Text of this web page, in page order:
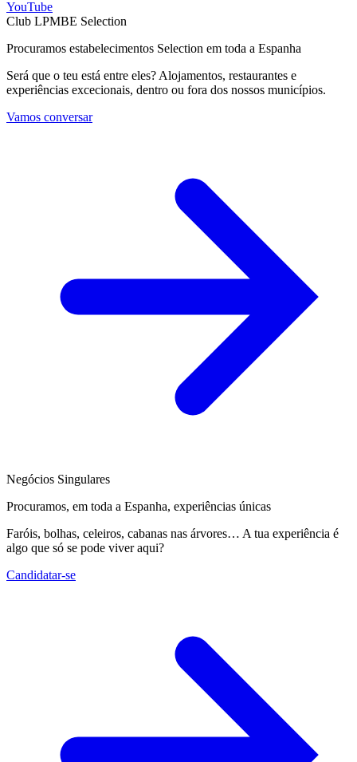
YouTube
Club LPMBE Selection
Procuramos estabelecimentos Selection em toda a Espanha
Será que o teu está entre eles? Alojamentos, restaurantes e
experiências excecionais, dentro ou fora dos nossos municípios.
Vamos conversar
Negócios Singulares
Procuramos, em toda a Espanha, experiências únicas
Faróis, bolhas, celeiros, cabanas nas árvores… A tua experiência é
algo que só se pode viver aqui?
Candidatar-se